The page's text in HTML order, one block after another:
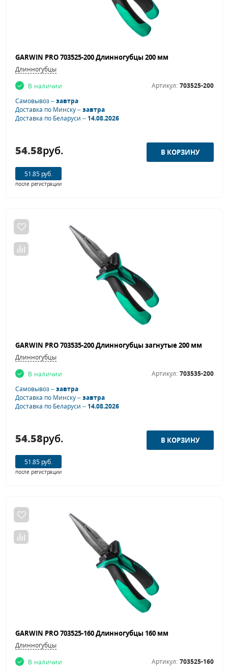
GARWIN PRO 703525-200 Длинногубцы 200 мм
Длинногубцы
В наличии
Артикул: 703525-200
Самовывоз –завтра
Доставка по Минску –завтра
Доставка по Беларуси –14.08.2026
54.58руб.
51.85 руб.
после регистрации
GARWIN PRO 703535-200 Длинногубцы загнутые 200 мм
Длинногубцы
В наличии
Артикул: 703535-200
Самовывоз –завтра
Доставка по Минску –завтра
Доставка по Беларуси –14.08.2026
54.58руб.
51.85 руб.
после регистрации
GARWIN PRO 703525-160 Длинногубцы 160 мм
Длинногубцы
В наличии
Артикул: 703525-160